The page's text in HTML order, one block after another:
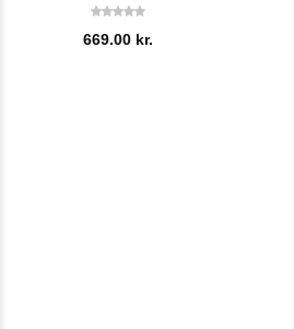
669.00 kr.